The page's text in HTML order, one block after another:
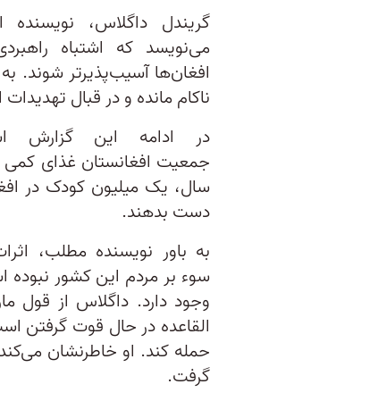
گریندل داگلاس، نویسنده
می‌نویسد که اشتباه
افغان‌ها آسیب‌پذیرتر شوند. به
ناکام مانده و در قبال
در ادامه این
جمعیت افغانستان غذای کمی
سال، یک میلیون کودک در
دست بدهند.
به باور نویسنده مطلب،
سوء بر مردم این کشور نبوده
وجود دارد. داگلاس از قول
القاعده در حال قوت گرفتن
حمله کند. او خاطرنشان
گرفت.